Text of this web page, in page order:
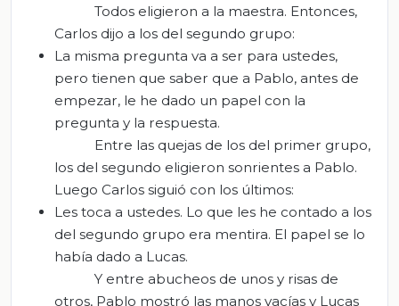
Todos eligieron a la maestra. Entonces,
Carlos dijo a los del segundo grupo:
La misma pregunta va a ser para ustedes,
pero tienen que saber que a Pablo, antes de
empezar, le he dado un papel con la
pregunta y la respuesta.
Entre las quejas de los del primer grupo,
los del segundo eligieron sonrientes a Pablo.
Luego Carlos siguió con los últimos:
Les toca a ustedes. Lo que les he contado a los
del segundo grupo era mentira. El papel se lo
había dado a Lucas.
Y entre abucheos de unos y risas de
otros, Pablo mostró las manos vacías y Lucas